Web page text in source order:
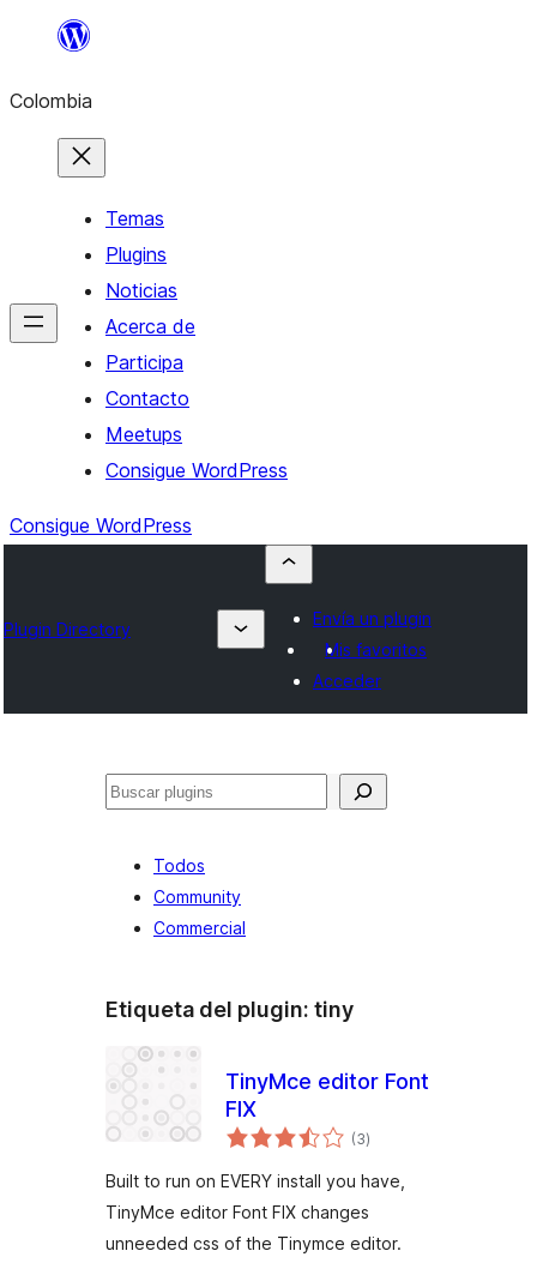
Saltar
contenido
Colombia
Temas
Plugins
Noticias
Acerca de
Participa
Contacto
Meetups
Consigue WordPress
Consigue WordPress
Plugin Directory
Envía un plugin
Mis favoritos
Acceder
Buscar
Todos
Community
Commercial
Etiqueta del plugin: tiny
TinyMce editor Font
FIX
(3total
de
)
Built to run on EVERY install you have,
TinyMce editor Font FIX changes
unneeded css of the Tinymce editor.